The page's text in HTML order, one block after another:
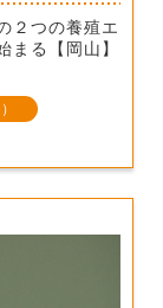
２つの養殖エ
まる【岡山】